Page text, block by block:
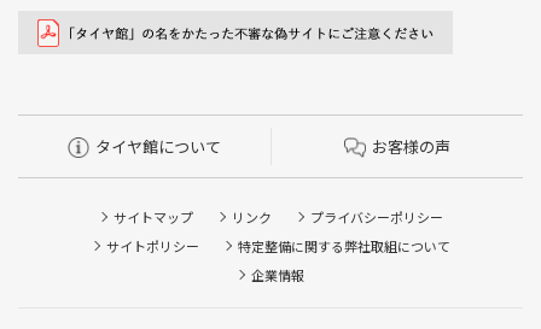
タイヤ館について お客様の声
サイトマップ リンク
プライバシーポリシー
サイトポリシー
特定整備に関する弊社取組について
企業情報